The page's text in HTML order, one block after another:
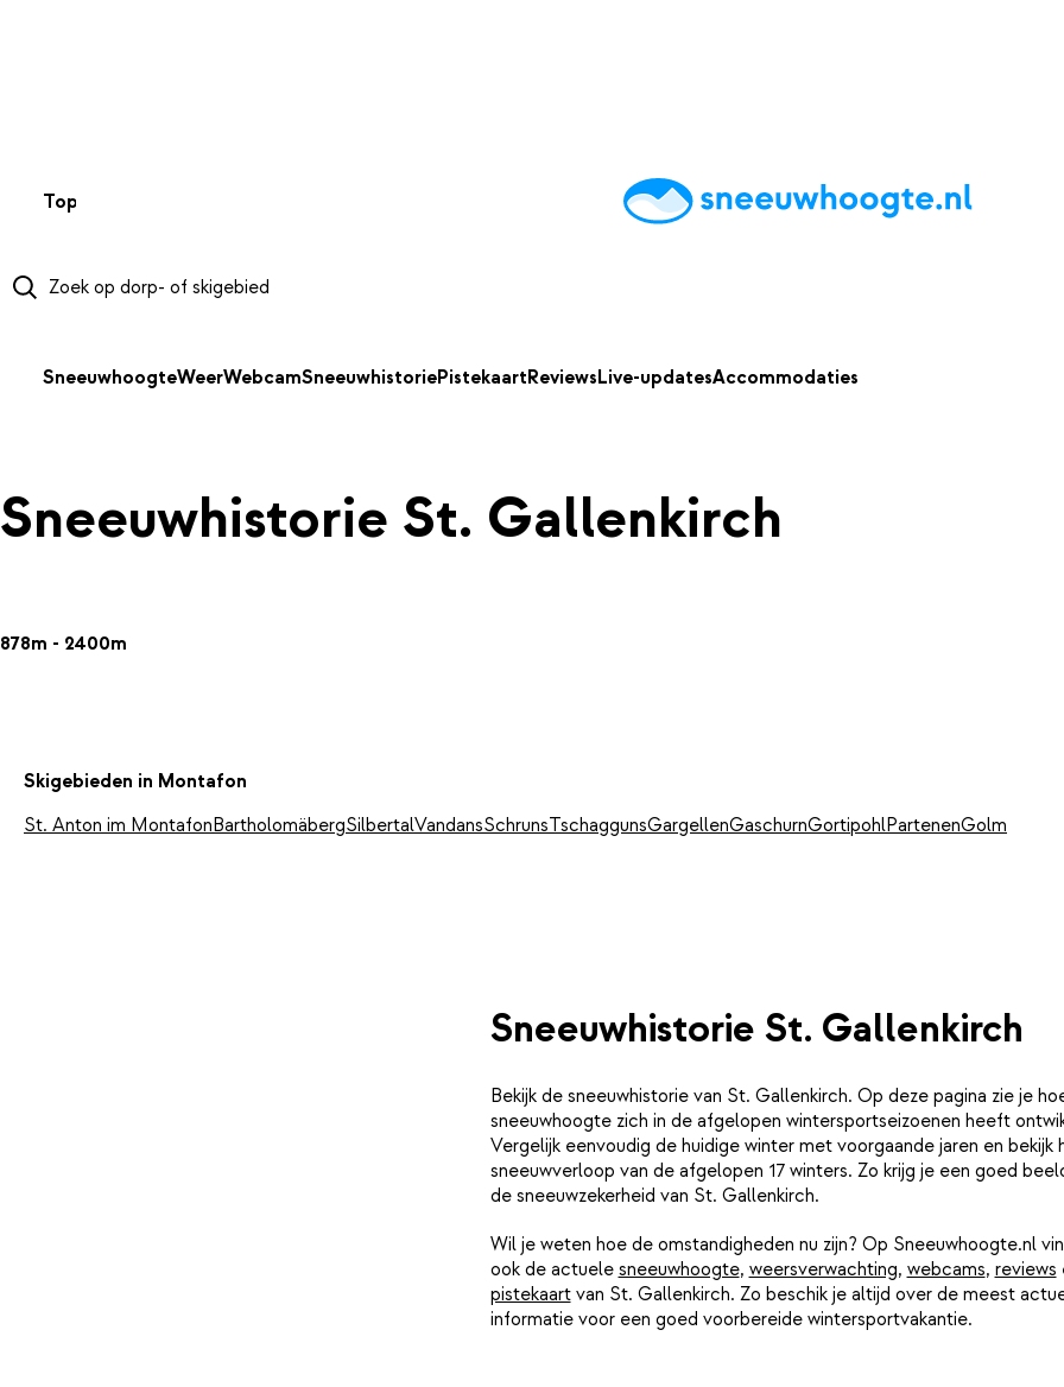
Top 50 AccommodatiesTipsReviewsLive updatesApp
SneeuwhoogteWeerWebcamSneeuwhistoriePistekaartReviewsLive-updatesAccommodaties
Sneeuwhistorie St. Gallenkirch
878m - 2400m
Skigebieden in Montafon
St. Anton im MontafonBartholomäbergSilbertalVandansSchrunsTschaggunsGargellenGaschurnGortipohlPartenenGolm
Sneeuwhistorie St. Gallenkirch
Bekijk de sneeuwhistorie van St. Gallenkirch. Op deze pagina zie je
sneeuwhoogte zich in de afgelopen wintersportseizoenen heeft
Vergelijk eenvoudig de huidige winter met voorgaande jaren en bekijk
sneeuwverloop van de afgelopen 17 winters. Zo krijg je een goed
de sneeuwzekerheid van St. Gallenkirch.
Wil je weten hoe de omstandigheden nu zijn? Op Sneeuwhoogte.nl
ook de actuele sneeuwhoogte, weersverwachting, webcams, reviews
pistekaartvan St. Gallenkirch. Zo beschik je altijd over de meest
informatie voor een goed voorbereide wintersportvakantie.